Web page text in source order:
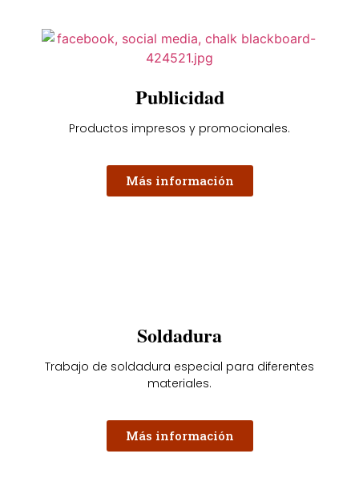
Publicidad
Productos impresos y promocionales.
Más información
Soldadura
Trabajo de soldadura especial para diferentes
materiales.
Más información